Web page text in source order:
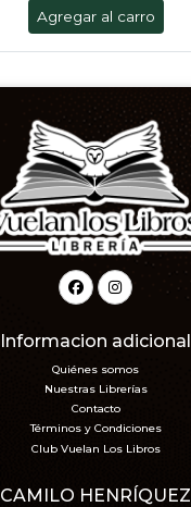
Agregar al carro
Informacion adicional
Quiénes somos
Nuestras Librerías
Contacto
Términos y Condiciones
Club Vuelan Los Libros
CAMILO HENRÍQUEZ